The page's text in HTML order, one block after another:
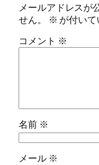
メールアドレスが
せん。
※ が付い
コメント ※
名前 ※
メール ※